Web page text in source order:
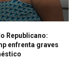
Republicano:
enfrenta graves